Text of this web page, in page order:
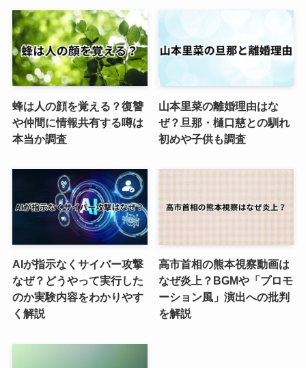
蜂は人の顔を覚える？復讐
や仲間に情報共有する噂は
本当か調査
山本里菜の離婚理由はな
ぜ？旦那・樋口慈との馴れ
初めや子供も調査
AIが指示なくサイバー攻撃
なぜ？どうやって実行した
のか実験内容をわかりやす
く解説
高市首相の熊本視察動画は
なぜ炎上？BGMや「プロモ
ーション風」演出への批判
を解説